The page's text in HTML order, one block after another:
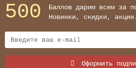
500
Баллов дарим всем за
Новинки, скидки, акции.
Оформить